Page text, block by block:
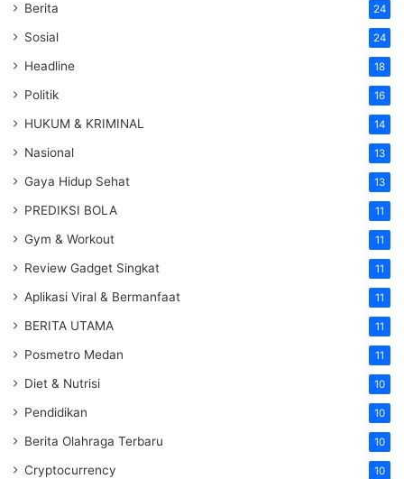
Berita 24
Sosial 24
Headline 18
Politik 16
HUKUM & KRIMINAL 14
Nasional 13
Gaya Hidup Sehat 13
PREDIKSI BOLA 11
Gym & Workout 11
Review Gadget Singkat 11
Aplikasi Viral & Bermanfaat 11
BERITA UTAMA 11
Posmetro Medan 11
Diet & Nutrisi 10
Pendidikan 10
Berita Olahraga Terbaru 10
Cryptocurrency 10